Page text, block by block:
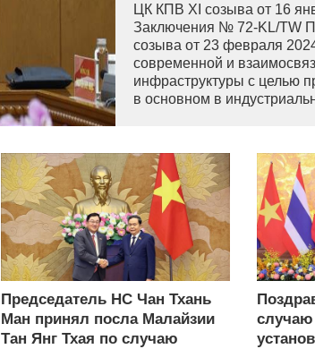
ЦК КПВ XI созыва от 16
Заключения № 72-KL/TW
созыва от 23 февраля
современной и
инфраструктуры с целью
в основном в
Председатель НС Чан Тхань
Ман принял посла Малайзии
Тан Янг Тхая по случаю
случаю